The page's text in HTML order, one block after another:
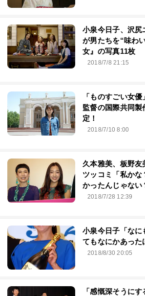
小泉今日子、沢尻
が男たちを“味わ
女』の写真11枚
2018/7/8 21:15
「ものすごい女
監督の国際共同
定！
2018/7/10 8:00
久本雅美、板野友
ツッコミ「私か
かったんじゃない
2018/7/28 12:39
小泉今日子「なに
てもなにかあった
2018/8/30 20:05
「感慨深そうに